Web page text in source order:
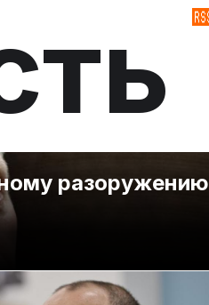
разоружению